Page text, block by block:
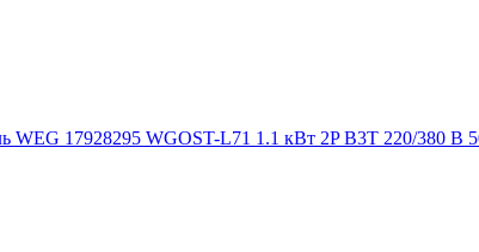
WEG 17928295 WGOST-L71 1.1 кВт 2P B3T 220/380 В